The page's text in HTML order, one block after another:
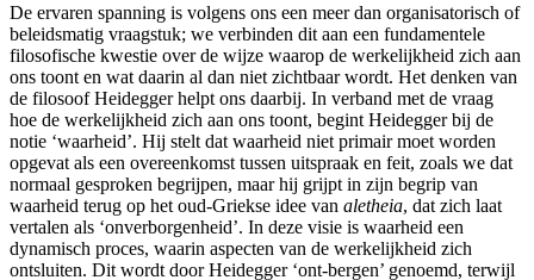
De ervaren spanning is volgens ons een meer dan organisatorisch of
beleidsmatig vraagstuk; we verbinden dit aan een fundamentele
filosofische kwestie over de wijze waarop de werkelijkheid zich aan
ons toont en wat daarin al dan niet zichtbaar wordt. Het denken van
de filosoof Heidegger helpt ons daarbij. In verband met de vraag
hoe de werkelijkheid zich aan ons toont, begint Heidegger bij de
notie ‘waarheid’. Hij stelt dat waarheid niet primair moet worden
opgevat als een overeenkomst tussen uitspraak en feit, zoals we dat
normaal gesproken begrijpen, maar hij grijpt in zijn begrip van
waarheid terug op het oud-Griekse idee van aletheia, dat zich laat
vertalen als ‘onverborgenheid’. In deze visie is waarheid een
dynamisch proces, waarin aspecten van de werkelijkheid zich
ontsluiten. Dit wordt door Heidegger ‘ont-bergen’ genoemd, terwijl